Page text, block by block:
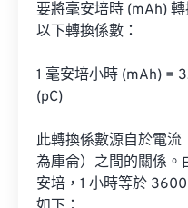
要將毫安培時 (mAh)
以下轉換係數：
1 毫安培小時 (mAh) =
(pC)
此轉換係數源自於電流
為庫侖）之間的關係。
安培，1 小時等於